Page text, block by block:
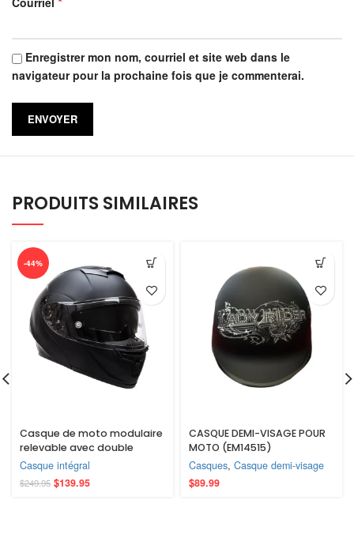
Enregistrer mon nom, courriel et site web dans le
navigateur pour la prochaine fois que je commenterai.
PRODUITS SIMILAIRES
-44%
Casque de moto modulaire
relevable avec double
visière – Casque intégral
pour hommes et femmes,
homologué DOT pour la
Casque intégral
$249.95 $139.95
CASQUE DEMI-VISAGE POUR
MOTO (EM14515)
Casques, Casque demi-visage
$89.99